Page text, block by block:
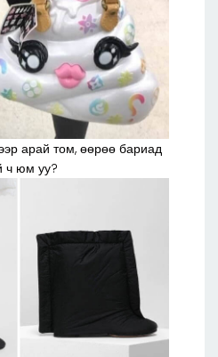
арай том, өөрөө бариад
ч юм уу?